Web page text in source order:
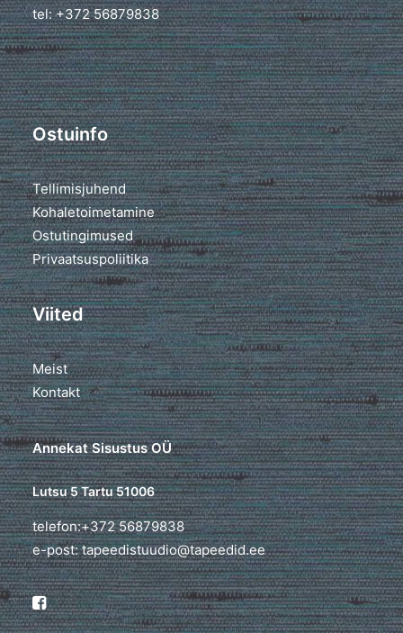
tel: +372 56879838
Ostuinfo
Tellimisjuhend
Kohaletoimetamine
Ostutingimused
Privaatsuspoliitika
Viited
Meist
Kontakt
Annekat Sisustus OÜ
Lutsu 5 Tartu 51006
telefon:+372 56879838
e-post: tapeedistuudio@tapeedid.ee